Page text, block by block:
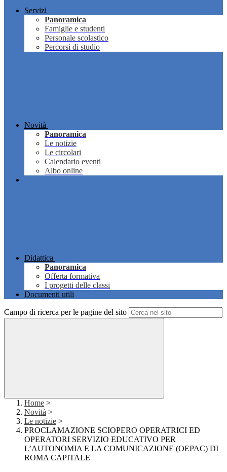
Servizi
Panoramica
Famiglie e studenti
Personale scolastico
Percorsi di studio
Novità
Panoramica
Le notizie
Le circolari
Calendario eventi
Albo online
Didattica
Panoramica
Offerta formativa
I progetti delle classi
Documenti utili
Campo di ricerca per le pagine del sito
Home >
Novità >
Le notizie >
PROCLAMAZIONE SCIOPERO OPERATRICI ED
OPERATORI SERVIZIO EDUCATIVO PER
L’AUTONOMIA E LA COMUNICAZIONE (OEPAC) DI
ROMA CAPITALE